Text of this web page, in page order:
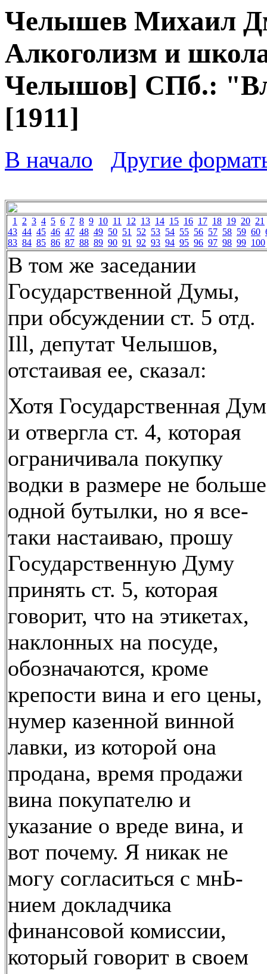
Челышев Михаил
Алкоголизм и
Челышов] СПб.:
[1911]
В начало Другие
1 2 3 4 5 6 7 8 9 10 11 12 13 14 15 16 17 18 19 20 21
43 44 45 46 47 48 49 50 51 52 53 54 55 56 57 58 59 60
83 84 85 86 87 88 89 90 91 92 93 94 95 96 97 98 99 100
В том же заседании
Государственной Думы,
при обсуждении ст. 5 отд.
Ill, депутат Челышов,
отстаивая ее, сказал:
Хотя Государственная
и отвергла ст. 4, которая
ограничивала покупку
водки в размере не больше
одной бутылки, но я все-
таки настаиваю, прошу
Государственную Думу
принять ст. 5, которая
говорит, что на этикетах,
наклонных на посуде,
обозначаются, кроме
крепости вина и его цены,
нумер казенной винной
лавки, из которой она
продана, время продажи
вина покупателю и
указание о вреде вина, и
вот почему. Я никак не
могу согласиться с мнЬ-
нием докладчика
финансовой комиссии,
который говорит в своем